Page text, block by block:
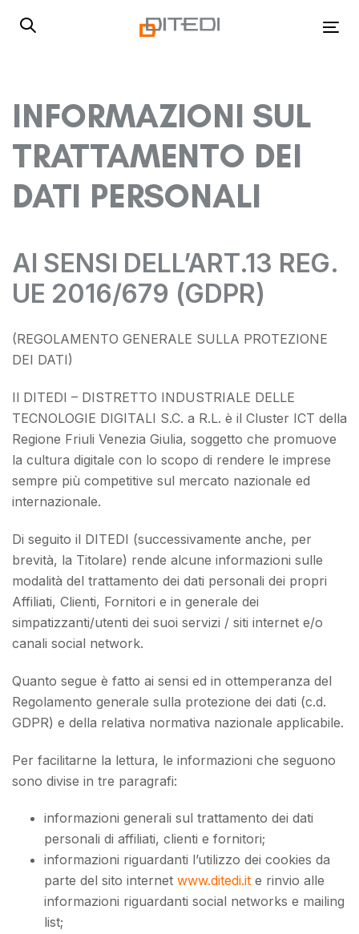
links
INFORMAZIONI SUL
TRATTAMENTO DEI
DATI PERSONALI
AI SENSI DELL’ART.13 REG.
UE 2016/679 (GDPR)
(REGOLAMENTO GENERALE SULLA PROTEZIONE
DEI DATI)
Il DITEDI – DISTRETTO INDUSTRIALE DELLE
TECNOLOGIE DIGITALI S.C. a R.L. è il Cluster ICT della
Regione Friuli Venezia Giulia, soggetto che promuove
la cultura digitale con lo scopo di rendere le imprese
sempre più competitive sul mercato nazionale ed
internazionale.
Di seguito il DITEDI (successivamente anche, per
brevità, la Titolare) rende alcune informazioni sulle
modalità del trattamento dei dati personali dei propri
Affiliati, Clienti, Fornitori e in generale dei
simpatizzanti/utenti dei suoi servizi / siti internet e/o
canali social network.
Quanto segue è fatto ai sensi ed in ottemperanza del
Regolamento generale sulla protezione dei dati (c.d.
GDPR) e della relativa normativa nazionale applicabile.
Per facilitarne la lettura, le informazioni che seguono
sono divise in tre paragrafi:
informazioni generali sul trattamento dei dati
personali di affiliati, clienti e fornitori;
informazioni riguardanti l’utilizzo dei cookies da
parte del sito internet www.ditedi.it e rinvio alle
informazioni riguardanti social networks e mailing
list;